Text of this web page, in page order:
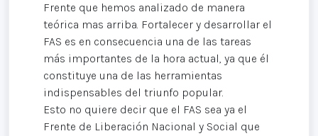
Frente que hemos analizado de manera
teórica mas arriba. Fortalecer y desarrollar el
FAS es en consecuencia una de las tareas
más importantes de la hora actual, ya que él
constituye una de las herramientas
indispensables del triunfo popular.
Esto no quiere decir que el FAS sea ya el
Frente de Liberación Nacional y Social que